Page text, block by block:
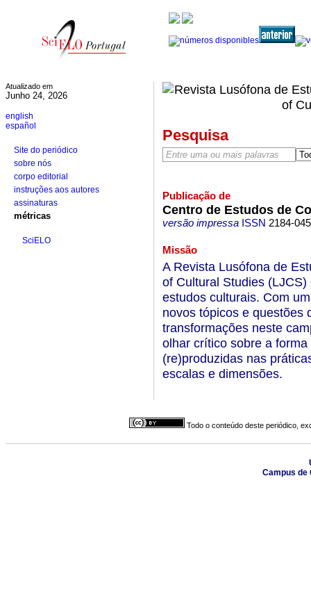
Atualizado em
Junho 24, 2026
english
español
Site do periódico
sobre nós
corpo editorial
instruções aos autores
assinaturas
métricas
SciELO
Pesquisa
Publicação de
Centro de Estudos de
versão impressaISSN 2184-
Missão
A Revista Lusófona de
of Cultural Studies
estudos culturais. Com
novos tópicos e questões
transformações neste
olhar crítico sobre a
(re)produzidas nas
escalas e dimensões.
Todo o conteúdo deste periódico,
Campus de